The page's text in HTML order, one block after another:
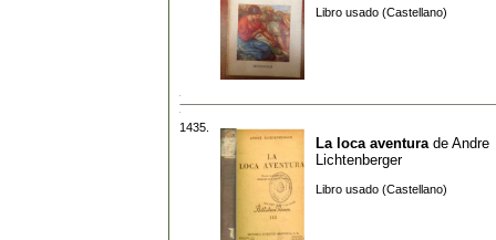
Libro usado (Castellano)
1435.
La loca aventura de Andre
Lichtenberger
Libro usado (Castellano)